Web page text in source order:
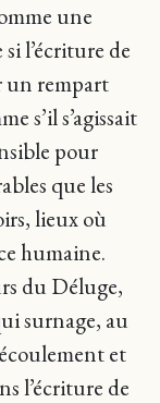
une
l’écriture de
un rempart
s’il s’agissait
pour
que les
lieux où
humaine.
du Déluge,
surnage, au
et
l’écriture de